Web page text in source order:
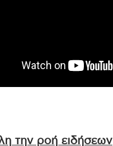
την ροή ειδήσεων